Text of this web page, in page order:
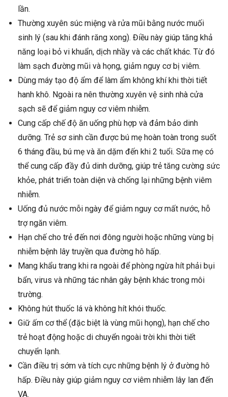
lần.
Thường xuyên súc miệng và rửa mũi bằng nước muối
sinh lý (sau khi đánh răng xong). Điều này giúp tăng khả
năng loại bỏ vi khuẩn, dịch nhầy và các chất khác. Từ đó
làm sạch đường mũi và họng, giảm nguy cơ bị viêm.
Dùng máy tạo độ ẩm để làm ẩm không khí khi thời tiết
hanh khô. Ngoài ra nên thường xuyên vệ sinh nhà cửa
sạch sẽ để giảm nguy cơ viêm nhiễm.
Cung cấp chế độ ăn uống phù hợp và đảm bảo dinh
dưỡng. Trẻ sơ sinh cần được bú mẹ hoàn toàn trong suốt
6 tháng đầu, bú mẹ và ăn dặm đến khi 2 tuổi. Sữa mẹ có
thể cung cấp đầy đủ dinh dưỡng, giúp trẻ tăng cường sức
khỏe, phát triển toàn diện và chống lại những bệnh viêm
nhiễm.
Uống đủ nước mỗi ngày để giảm nguy cơ mất nước, hỗ
trợ ngăn viêm.
Hạn chế cho trẻ đến nơi đông người hoặc những vùng bị
nhiễm bệnh lây truyền qua đường hô hấp.
Mang khẩu trang khi ra ngoài để phòng ngừa hít phải bụi
bẩn, virus và những tác nhân gây bệnh khác trong môi
trường.
Không hút thuốc lá và không hít khói thuốc.
Giữ ấm cơ thể (đặc biệt là vùng mũi họng), hạn chế cho
trẻ hoạt động hoặc di chuyển ngoài trời khi thời tiết
chuyển lạnh.
Cần điều trị sớm và tích cực những bệnh lý ở đường hô
hấp. Điều này giúp giảm nguy cơ viêm nhiễm lây lan đến
VA.